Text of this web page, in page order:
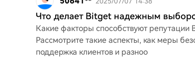
Что делает Bitget надежным
Какие факторы способствуют
Рассмотрите такие аспекты, как меры
поддержка клиентов и разноо